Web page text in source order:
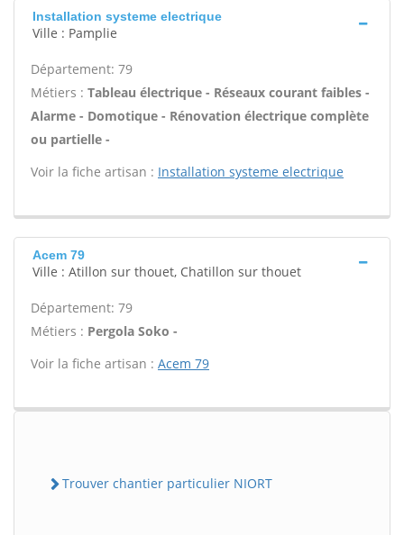
Installation systeme electrique
Ville : Pamplie
Département: 79
Métiers : Tableau électrique - Réseaux courant faibles -
Alarme - Domotique - Rénovation électrique complète
ou partielle -
Voir la fiche artisan : Installation systeme electrique
Acem 79
Ville : Atillon sur thouet, Chatillon sur thouet
Département: 79
Métiers : Pergola Soko -
Voir la fiche artisan : Acem 79
Trouver chantier particulier NIORT